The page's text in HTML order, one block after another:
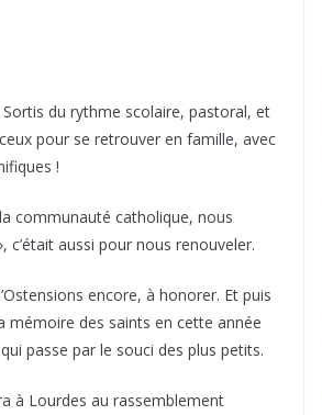
du rythme scolaire, pastoral, et
pour se retrouver en famille, avec
!
communauté catholique, nous
aussi pour nous renouveler.
encore, à honorer. Et puis
mémoire des saints en cette année
passe par le souci des plus petits.
à Lourdes au rassemblement